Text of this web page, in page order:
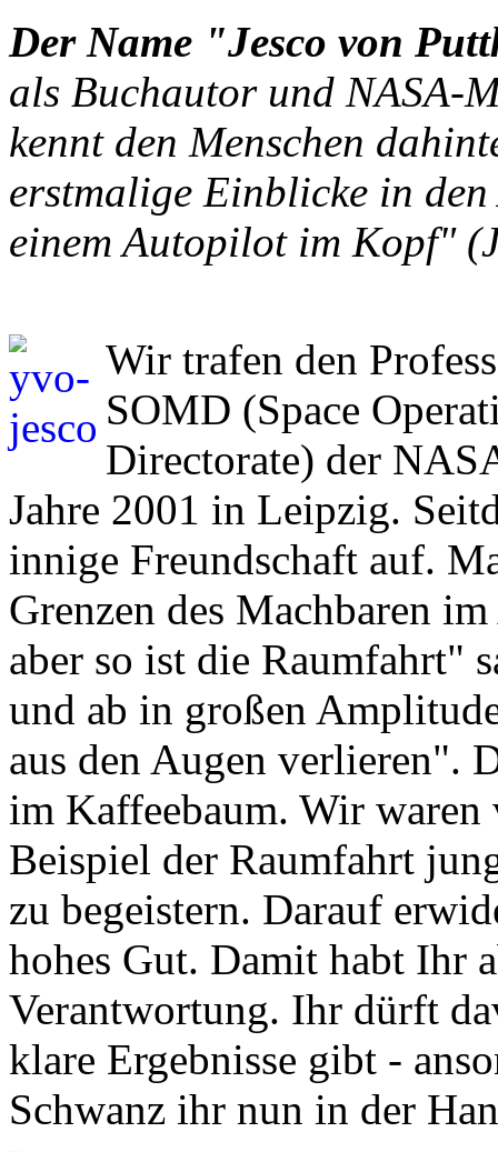
Der Name "Jesco von
als Buchautor und NASA-
kennt den Menschen
erstmalige Einblicke in
einem Autopilot im Kopf"
Wir trafen den
SOMD (Space
Directorate) der
Jahre 2001 in Leipzig.
innige Freundschaft auf.
Grenzen des Machbaren
aber so ist die Raumfahrt"
und ab in großen
aus den Augen verlieren".
im Kaffeebaum. Wir waren
Beispiel der Raumfahrt
zu begeistern. Darauf
hohes Gut. Damit habt Ihr
Verantwortung. Ihr dürft
klare Ergebnisse gibt -
Schwanz ihr nun in der